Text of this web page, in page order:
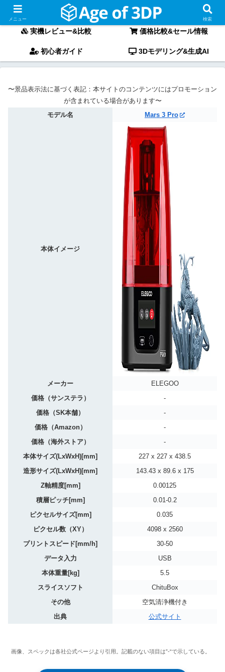
〜最新3Dプリンターの「実機レビュー」と「徹底比較」〜
実機レビュー&比較 価格比較&セール情報
初心者ガイド 3Dモデリング&生成AI
〜景品表示法に基づく表記：本サイトのコンテンツにはプロモーション
が含まれている場合があります〜
モデル名
Mars 3 Pro
本体イメージ
メーカー
ELEGOO
価格（サンステラ）
-
価格（SK本舗）
-
価格（Amazon）
-
価格（海外ストア）
-
本体サイズ(LxWxH)[mm]
227 x 227 x 438.5
造形サイズ(LxWxH)[mm]
143.43 x 89.6 x 175
Z軸精度[mm]
0.00125
積層ピッチ[mm]
0.01-0.2
ピクセルサイズ[mm]
0.035
ピクセル数（XY）
4098 x 2560
プリントスピード[mm/h]
30-50
データ入力
USB
本体重量[kg]
5.5
スライスソフト
ChituBox
その他
空気清浄機付き
出典
公式サイト
画像、スペックは各社公式ページより引用。記載のない項目は”-“で示している。
メニュー 検索